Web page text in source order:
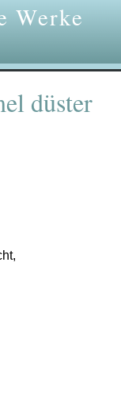
Werke
düster
,